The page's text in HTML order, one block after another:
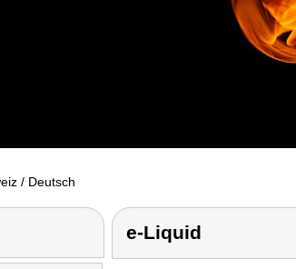
/ Deutsch
e-Liquid